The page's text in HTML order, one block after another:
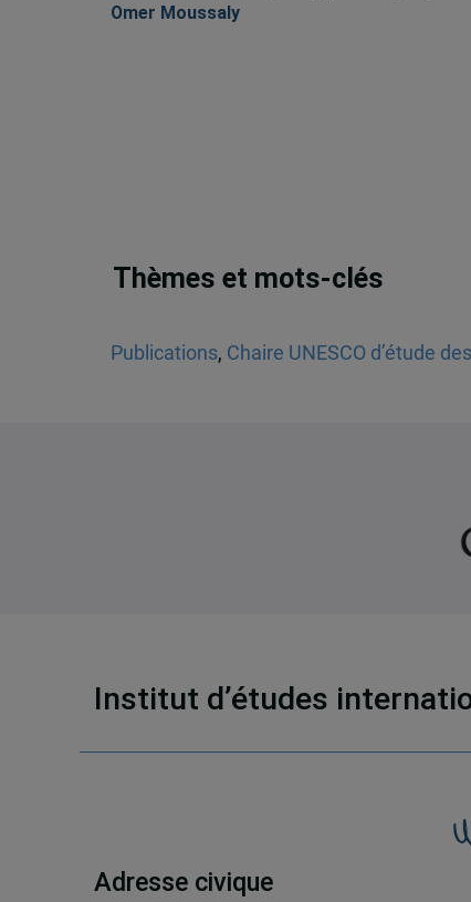
Omer Moussaly
Thèmes et mots-clés
Publications, Chaire UNESCO d’étude
Institut d’études
Adresse civique